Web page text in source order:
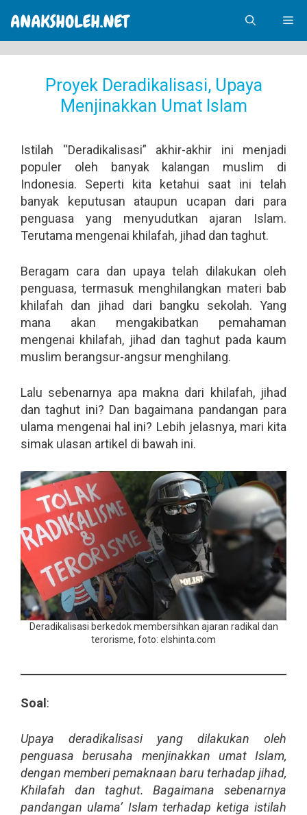
content
Proyek Deradikalisasi, Upaya
Menjinakkan Umat Islam
Istilah “Deradikalisasi” akhir-akhir ini menjadi
populer oleh banyak kalangan muslim di
Indonesia. Seperti kita ketahui saat ini telah
banyak keputusan ataupun ucapan dari para
penguasa yang menyudutkan ajaran Islam.
Terutama mengenai khilafah, jihad dan taghut.
Beragam cara dan upaya telah dilakukan oleh
penguasa, termasuk menghilangkan materi bab
khilafah dan jihad dari bangku sekolah. Yang
mana akan mengakibatkan pemahaman
mengenai khilafah, jihad dan taghut pada kaum
muslim berangsur-angsur menghilang.
Lalu sebenarnya apa makna dari khilafah, jihad
dan taghut ini? Dan bagaimana pandangan para
ulama mengenai hal ini? Lebih jelasnya, mari kita
simak ulasan artikel di bawah ini.
Deradikalisasi berkedok membersihkan ajaran radikal dan
terorisme, foto: elshinta.com
Soal :
Upaya deradikalisasi yang dilakukan oleh
penguasa berusaha menjinakkan umat Islam,
dengan memberi pemaknaan baru terhadap jihad,
Khilafah dan taghut. Bagaimana sebenarnya
pandangan ulama’ Islam terhadap ketiga istilah